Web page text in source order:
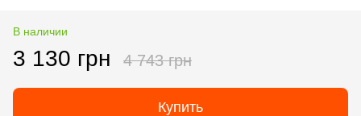
В наличии
3 130 грн 4 743 грн
Купить